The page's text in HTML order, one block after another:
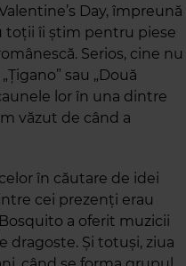
Day, împreună
toții îi știm pentru piese
Serios, cine nu
sau „Două
lor în una dintre
văzut de când a
în căutare de idei
cei prezenți erau
a oferit muzicii
dragoste. Și totuși, ziua